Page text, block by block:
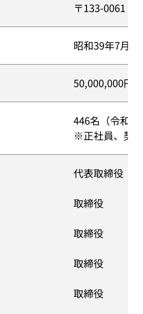
〒133-0061
昭和39年7月
50,000,000円
446名（令和8
※正社員、契
代表取締役
取締役
取締役
取締役
取締役